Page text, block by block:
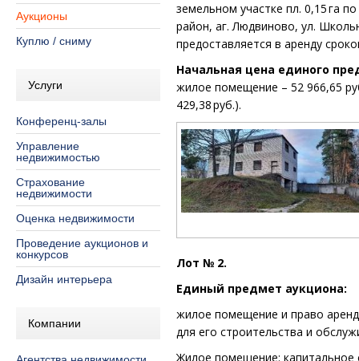
Аукционы
Куплю / сниму
Услуги
Конференц-залы
Управление
недвижимостью
Страхование
недвижимости
Оценка недвижимости
Проведение аукционов и
конкурсов
Дизайн интерьера
Компании
земельном участке пл. 0,15 га
район, аг. Людвиново, ул.
предоставляется в аренду
Начальная цена единого
жилое помещение – 52 966,65
429,38 руб.).
Лот № 2.
Единый предмет аукциона:
жилое помещение и право
для его строительства и
Жилое помещение: капитальное